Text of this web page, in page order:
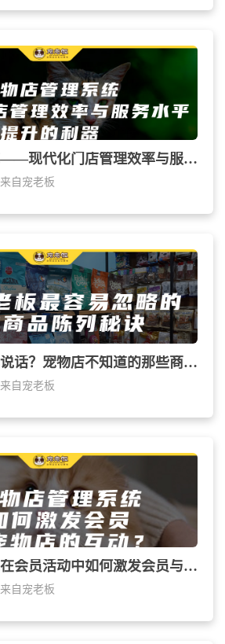
宠物店管理系统——现代化门店管理效率与服务水平提升...
来自宠老板
如何让商品自己说话？宠物店不知道的那些商品陈列秘诀
来自宠老板
宠物店管理系统在会员活动中如何激发会员与宠物店的互...
来自宠老板